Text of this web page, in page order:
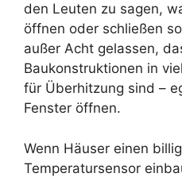
den Leuten zu sagen,
öffnen oder schließen
außer Acht gelassen,
Baukonstruktionen in
für Überhitzung sind –
Fenster öffnen.
Wenn Häuser einen
Temperatursensor